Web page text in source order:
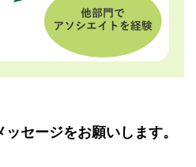
セージをお願いします。